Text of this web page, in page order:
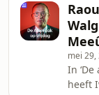
van
Impe
rellen
mei 29,
In
heeft